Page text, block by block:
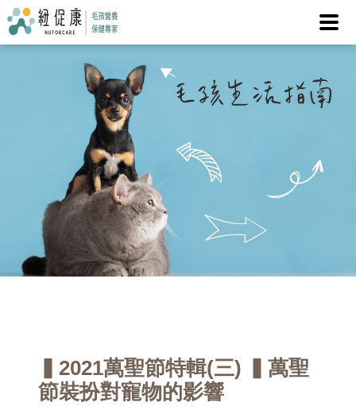
▍2021萬聖節特輯(三) ▍萬聖
節裝扮對寵物的影響